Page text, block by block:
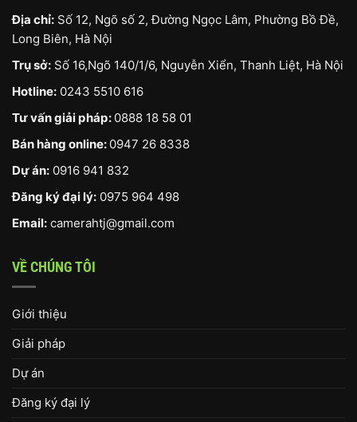
Địa chỉ: Số 12, Ngõ số 2, Đường Ngọc Lâm, Phường Bồ Đề,
Long Biên, Hà Nội
Trụ sở: Số 16,Ngõ 140/1/6, Nguyễn Xiển, Thanh Liệt, Hà Nội
Hotline: 0243 5510 616
Tư vấn giải pháp: 0888 18 58 01
Bán hàng online: 0947 26 8338
Dự án: 0916 941 832
Đăng ký đại lý: 0975 964 498
Email: camerahtj@gmail.com
VỀ CHÚNG TÔI
Giới thiệu
Giải pháp
Dự án
Đăng ký đại lý